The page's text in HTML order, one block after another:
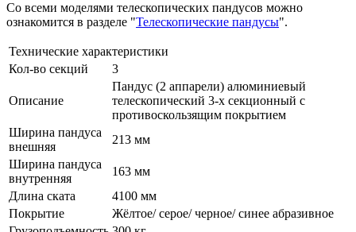
Со всеми моделями телескопических пандусов можно
ознакомится в разделе "Телескопические пандусы".
Технические характеристики
Кол-во секций
3
Описание
Пандус (2 аппарели) алюминиевый
телескопический 3-х секционный с
противоскользящим покрытием
Ширина пандуса
внешняя
213 мм
Ширина пандуса
внутренняя
163 мм
Длина ската
4100 мм
Покрытие
Жёлтое/ серое/ черное/ синее абразивное